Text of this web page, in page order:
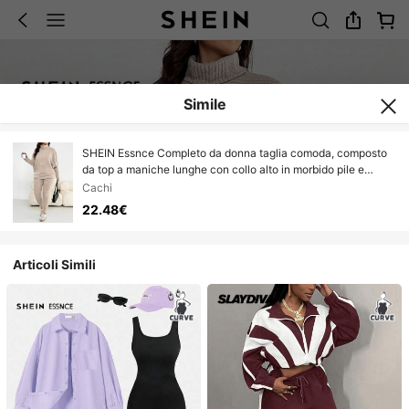
Simile
SHEIN Essnce Completo da donna taglia comoda, composto
da top a maniche lunghe con collo alto in morbido pile e
leggings, adatto per l'autunno e l'inverno, casual e
confortevole, ideale per l'aeroporto e l'abbigliamento
invernale femminile, set di pantaloni, outfit autunnali, colore
Cachi
22.48€
Articoli Simili